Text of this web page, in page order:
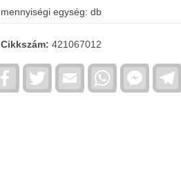
mennyiségi egység: db
Cikkszám:421067012
FacebookTwitter Email WhatsApp